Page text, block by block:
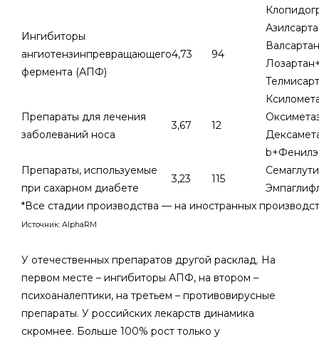
Ингибиторы
ангиотензинпревращающего
фермента (АПФ)
4,73 94
Препараты для лечения
заболеваний носа
3,67 12
Препараты, используемые
при сахарном диабете
3,23 115
*Все стадии производства — на иностранных
Источник: AlphaRM
У отечественных препаратов другой расклад. На
первом месте – ингибиторы АПФ, на втором ­­–
психоаналептики, на третьем – противовирусные
препараты. У российских лекарств динамика
скромнее. Больше 100% рост только у